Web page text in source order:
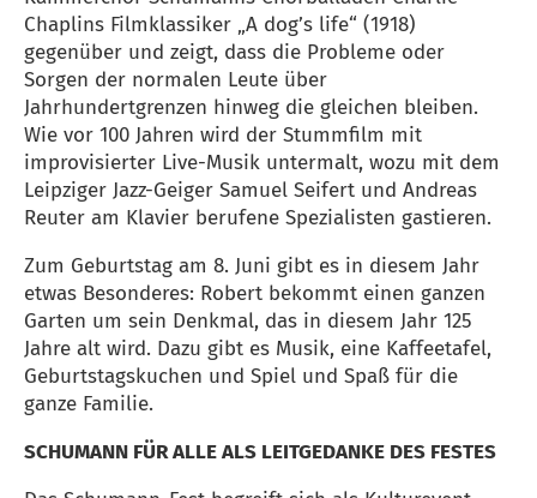
Chaplins Filmklassiker „A dog’s life“ (1918)
gegenüber und zeigt, dass die Probleme oder
Sorgen der normalen Leute über
Jahrhundertgrenzen hinweg die gleichen bleiben.
Wie vor 100 Jahren wird der Stummfilm mit
improvisierter Live-Musik untermalt, wozu mit dem
Leipziger Jazz-Geiger Samuel Seifert und Andreas
Reuter am Klavier berufene Spezialisten gastieren.
Zum Geburtstag am 8. Juni gibt es in diesem Jahr
etwas Besonderes: Robert bekommt einen ganzen
Garten um sein Denkmal, das in diesem Jahr 125
Jahre alt wird. Dazu gibt es Musik, eine Kaffeetafel,
Geburtstagskuchen und Spiel und Spaß für die
ganze Familie.
SCHUMANN FÜR ALLE ALS LEITGEDANKE DES FESTES